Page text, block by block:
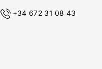
+34 672 31 08 43